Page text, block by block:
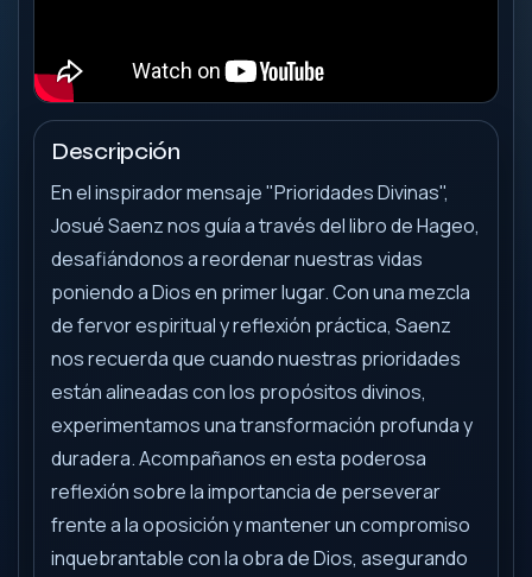
Descripción
En el inspirador mensaje "Prioridades Divinas",
Josué Saenz nos guía a través del libro de Hageo,
desafiándonos a reordenar nuestras vidas
poniendo a Dios en primer lugar. Con una mezcla
de fervor espiritual y reflexión práctica, Saenz
nos recuerda que cuando nuestras prioridades
están alineadas con los propósitos divinos,
experimentamos una transformación profunda y
duradera. Acompañanos en esta poderosa
reflexión sobre la importancia de perseverar
frente a la oposición y mantener un compromiso
inquebrantable con la obra de Dios, asegurando